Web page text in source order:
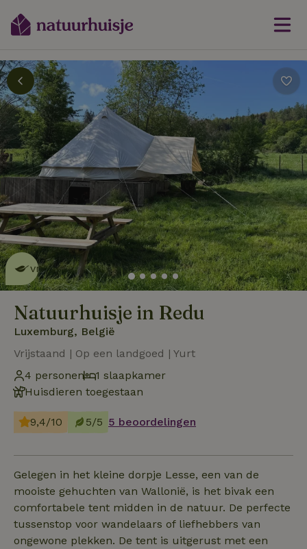
Dit natuurhuisje is eco-
vriendelijklees meer
Natuurhuisje in Redu
Luxemburg, België
Vrijstaand | Op een landgoed | Yurt
4 personen
1 slaapkamer
Huisdieren toegestaan
9,4/10 5/5 5 beoordelingen
Gelegen in het kleine dorpje Lesse, een van de
mooiste gehuchten van Wallonië, is het bivak een
comfortabele tent midden in de natuur. De perfecte
tussenstop voor wandelaars of liefhebbers van
ongewone plekken. De tent is uitgerust met een